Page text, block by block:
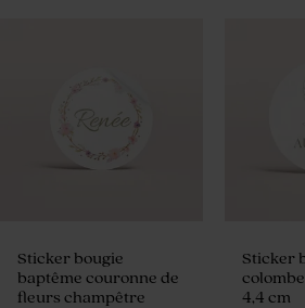
Sticker bougie
baptême couronne de
fleurs champêtre
Sticker
4,4 cm